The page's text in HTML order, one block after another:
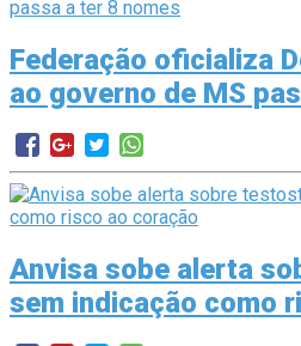
Federação oficializa
ao governo de MS
Anvisa sobe alerta
sem indicação como